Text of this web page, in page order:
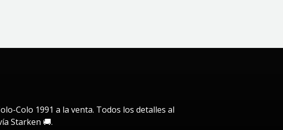
Colo 1991 a la venta. Todos los detalles al
Starken 🚚.